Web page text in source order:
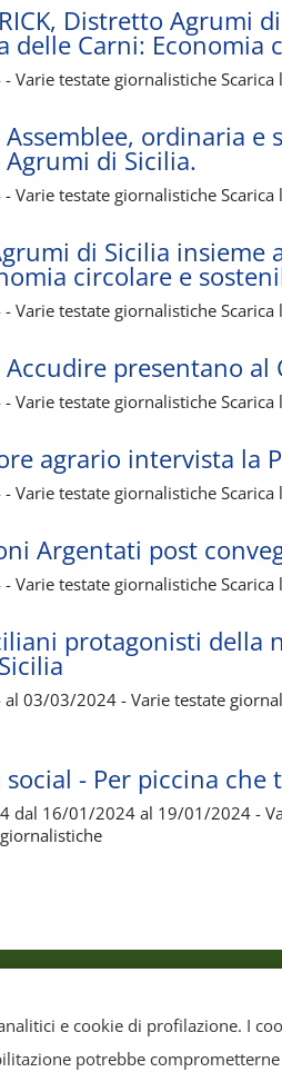
Distretto Agrumi
delle Carni: Economia
Varie testate giornalistiche
Assemblee, ordinaria
di Sicilia.
Varie testate giornalistiche
di Sicilia insieme
circolare e
Varie testate giornalistiche
presentano al
Varie testate giornalistiche
agrario intervista la
Varie testate giornalistiche
Argentati post
Varie testate giornalistiche
protagonisti della
03/03/2024 - Varie testate
social - Per piccina che
dal 16/01/2024 al 19/01/2024 -
e cookie di profilazione. I
potrebbe